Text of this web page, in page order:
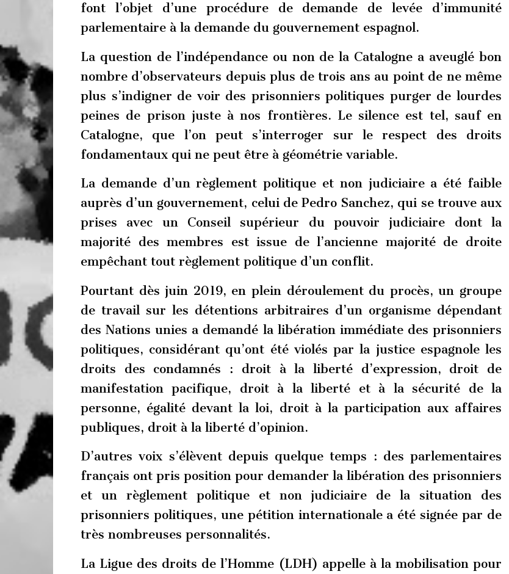
font l’objet d’une procédure de demande de levée d’immunité
parlementaire à la demande du gouvernement espagnol.
La question de l’indépendance ou non de la Catalogne a aveuglé bon
nombre d’observateurs depuis plus de trois ans au point de ne même
plus s’indigner de voir des prisonniers politiques purger de lourdes
peines de prison juste à nos frontières. Le silence est tel, sauf en
Catalogne, que l’on peut s’interroger sur le respect des droits
fondamentaux qui ne peut être à géométrie variable.
La demande d’un règlement politique et non judiciaire a été faible
auprès d’un gouvernement, celui de Pedro Sanchez, qui se trouve aux
prises avec un Conseil supérieur du pouvoir judiciaire dont la
majorité des membres est issue de l’ancienne majorité de droite
empêchant tout règlement politique d’un conflit.
Pourtant dès juin 2019, en plein déroulement du procès, un groupe
de travail sur les détentions arbitraires d’un organisme dépendant
des Nations unies a demandé la libération immédiate des prisonniers
politiques, considérant qu’ont été violés par la justice espagnole les
droits des condamnés : droit à la liberté d’expression, droit de
manifestation pacifique, droit à la liberté et à la sécurité de la
personne, égalité devant la loi, droit à la participation aux affaires
publiques, droit à la liberté d’opinion.
D’autres voix s’élèvent depuis quelque temps : des parlementaires
français ont pris position pour demander la libération des prisonniers
et un règlement politique et non judiciaire de la situation des
prisonniers politiques, une pétition internationale a été signée par de
très nombreuses personnalités.
La Ligue des droits de l’Homme (LDH) appelle à la mobilisation pour